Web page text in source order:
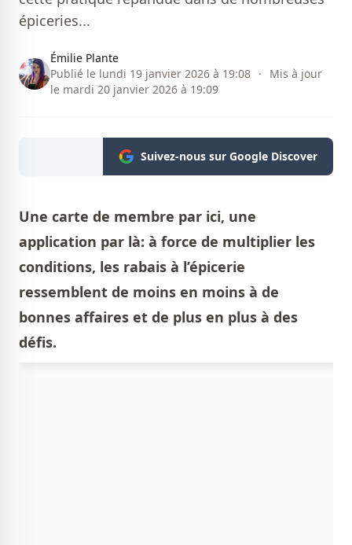
épiceries...
Émilie Plante
Publié le lundi 19 janvier 2026 à 19:08 ·
Mis à jour
le mardi 20 janvier 2026 à 19:09
Suivez-nous sur Google Discover
Une carte de membre par ici, une
application par là: à force de multiplier les
conditions, les rabais à l’épicerie
ressemblent de moins en moins à de
bonnes affaires et de plus en plus à des
défis.